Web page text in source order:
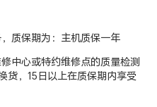
质保期为：主机质保一年
中心或特约维修点的质量检测
货，15日以上在质保期内享受